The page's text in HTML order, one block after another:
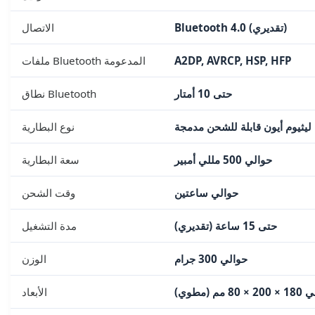
الاتصال Bluetooth 4.0 (تقديري)
ملفات Bluetooth المدعومة A2DP, AVRCP, HSP, HFP
نطاق Bluetooth حتى 10 أمتار
نوع البطارية ليثيوم أيون قابلة للشحن مدمجة
سعة البطارية حوالي 500 مللي أمبير
وقت الشحن حوالي ساعتين
مدة التشغيل حتى 15 ساعة (تقديري)
الوزن حوالي 300 جرام
الأبعاد (مطوي)